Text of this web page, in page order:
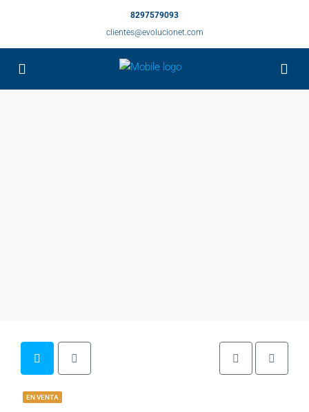
8297579093
clientes@evolucionet.com
EN VENTA